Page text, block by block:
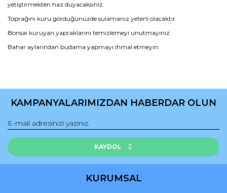
yetiştirmekten haz duyacaksınız.
Toprağını kuru gördüğünüzde sulamanız yeterli olacaktır.
Bonsai kuruyan yapraklarını temizlemeyi unutmayınız.
Bahar aylarından budama yapmayı ihmal etmeyin.
konularda yetersiz gördüğünüz noktaları öneri formunu
Görüş ve önerileriniz için teşekkür ederiz.
Ürün resmi kalitesiz, bozuk veya görüntülenemiyor.
Ürün açıklamasında eksik bilgiler bulunuyor.
Ürün fiyatı diğer sitelerden daha pahalı.
KAMPANYALARIMIZDAN HABERDAR OLUN
KAYDOL
KURUMSAL